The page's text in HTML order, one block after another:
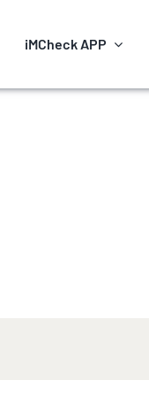
iMCheck APP